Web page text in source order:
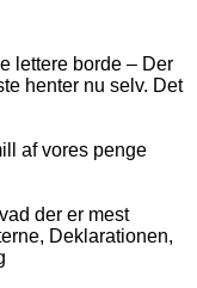
lettere borde – Der
henter nu selv. Det
af vores penge
der er mest
Deklarationen,